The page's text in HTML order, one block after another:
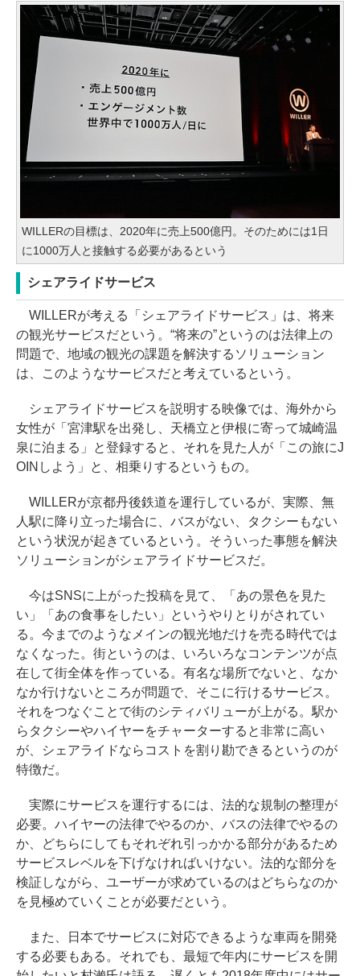
WILLERの目標は、2020年に売上500億円。そのためには1日
に1000万人と接触する必要があるという
シェアライドサービス
WILLERが考える「シェアライドサービス」は、将来
の観光サービスだという。“将来の”というのは法律上の
問題で、地域の観光の課題を解決するソリューション
は、このようなサービスだと考えているという。
シェアライドサービスを説明する映像では、海外から
女性が「宮津駅を出発し、天橋立と伊根に寄って城崎温
泉に泊まる」と登録すると、それを見た人が「この旅にJ
OINしよう」と、相乗りするというもの。
WILLERが京都丹後鉄道を運行しているが、実際、無
人駅に降り立った場合に、バスがない、タクシーもない
という状況が起きているという。そういった事態を解決
ソリューションがシェアライドサービスだ。
今はSNSに上がった投稿を見て、「あの景色を見た
い」「あの食事をしたい」というやりとりがされてい
る。今までのようなメインの観光地だけを売る時代では
なくなった。街というのは、いろいろなコンテンツが点
在して街全体を作っている。有名な場所でないと、なか
なか行けないところが問題で、そこに行けるサービス。
それをつなぐことで街のシティバリューが上がる。駅か
らタクシーやハイヤーをチャーターすると非常に高い
が、シェアライドならコストを割り勘できるというのが
特徴だ。
実際にサービスを運行するには、法的な規制の整理が
必要。ハイヤーの法律でやるのか、バスの法律でやるの
か、どちらにしてもそれぞれ引っかかる部分があるため
サービスレベルを下げなければいけない。法的な部分を
検証しながら、ユーザーが求めているのはどちらなのか
を見極めていくことが必要だという。
また、日本でサービスに対応できるような車両を開発
する必要もある。それでも、最短で年内にサービスを開